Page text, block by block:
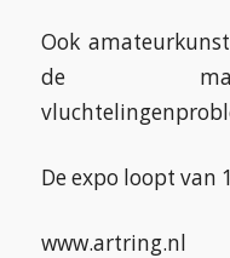
Ook
de
De expo loopt van
www.artring.nl